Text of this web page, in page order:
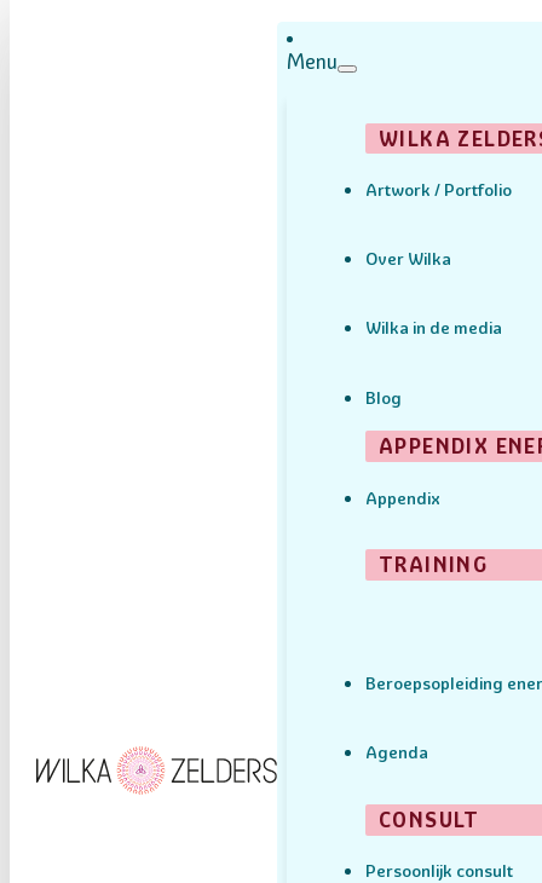
Menu
WILKA
Artwork / Portfolio
Over Wilka
Wilka in de media
Blog
APPENDIX
Appendix
TRAINING
Beroepsopleiding
Agenda
CONSULT
Persoonlijk consult